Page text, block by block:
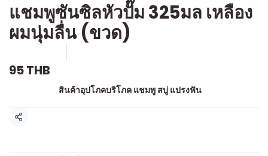
แชมพูซันซิลหัวปั๊ม 325มล เหลือง
ผมนุ่มลื่น (ขวด)
95 THB
สินค้าอุปโภคบริโภค แชมพู สบู่ แปรงฟัน
แชร์